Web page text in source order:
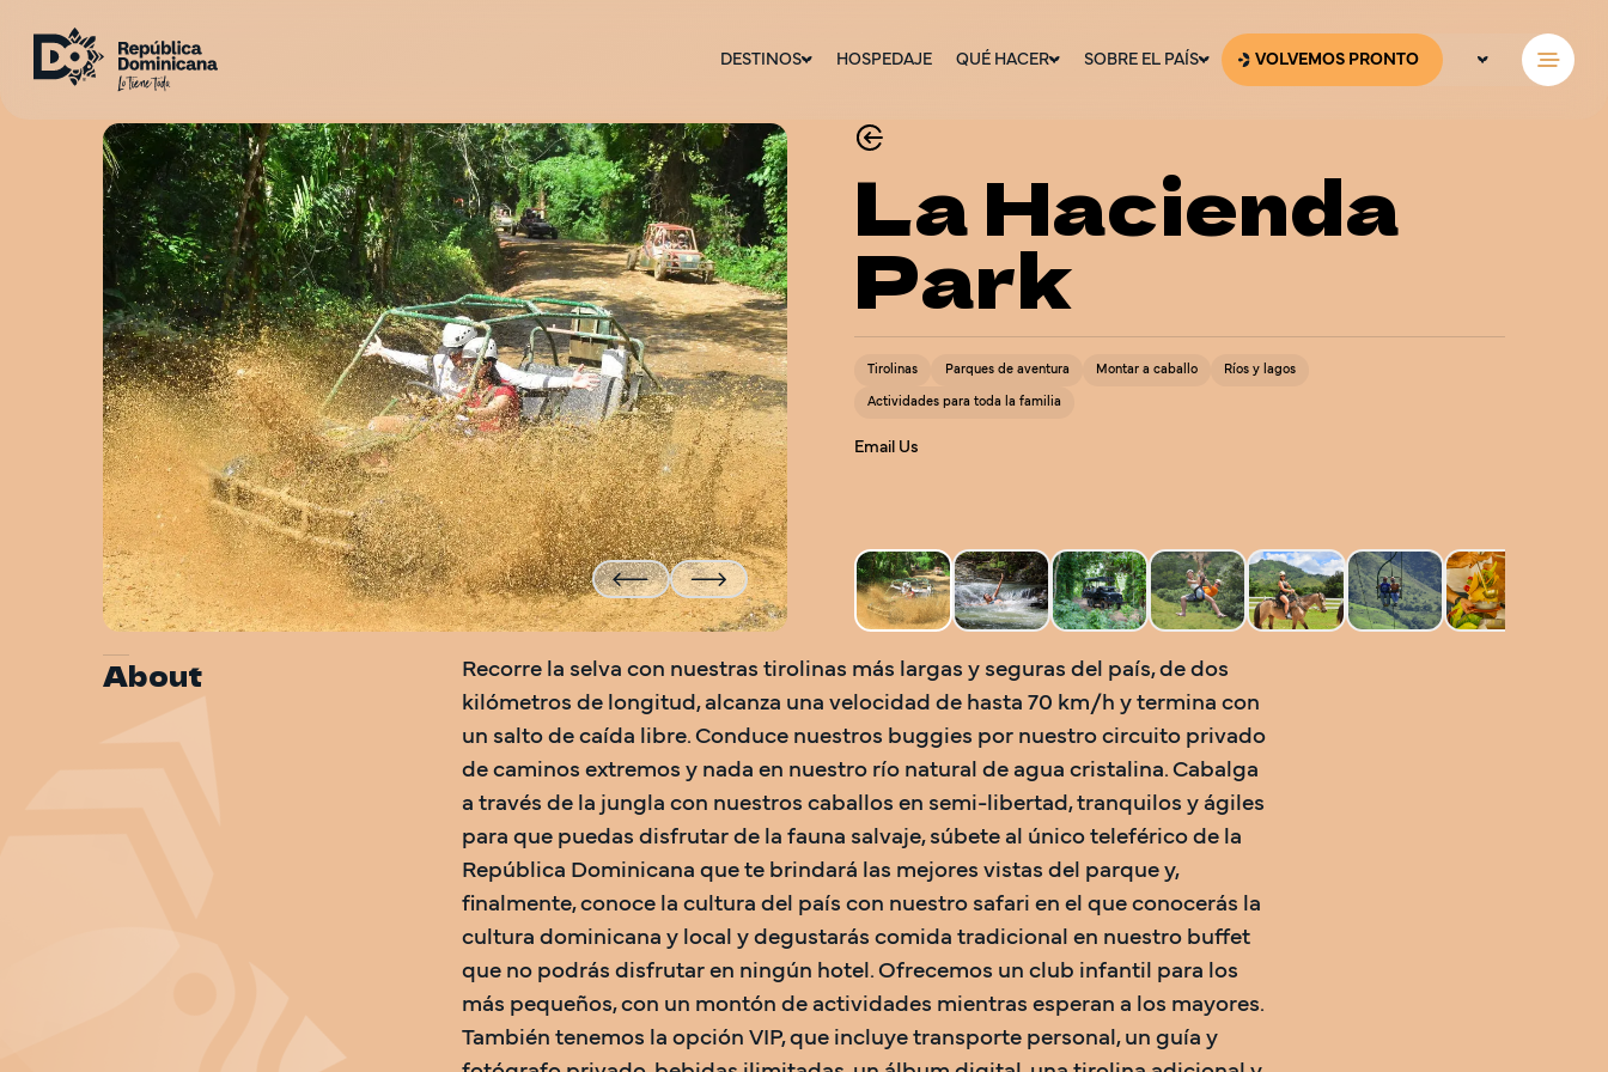
DESTINOS HOSPEDAJE QUÉ HACER SOBRE EL PAÍS VOLVEMOS PRONTO
La Hacienda
Park
Tirolinas Parques de aventura Montar a caballo Ríos y lagos
Actividades para toda la familia
Email Us
About
Recorre la selva con nuestras tirolinas más largas y seguras del país, de dos
kilómetros de longitud, alcanza una velocidad de hasta 70 km/h y termina con
un salto de caída libre. Conduce nuestros buggies por nuestro circuito privado
de caminos extremos y nada en nuestro río natural de agua cristalina. Cabalga
a través de la jungla con nuestros caballos en semi-libertad, tranquilos y ágiles
para que puedas disfrutar de la fauna salvaje, súbete al único teleférico de la
República Dominicana que te brindará las mejores vistas del parque y,
finalmente, conoce la cultura del país con nuestro safari en el que conocerás la
cultura dominicana y local y degustarás comida tradicional en nuestro buffet
que no podrás disfrutar en ningún hotel. Ofrecemos un club infantil para los
más pequeños, con un montón de actividades mientras esperan a los mayores.
También tenemos la opción VIP, que incluye transporte personal, un guía y